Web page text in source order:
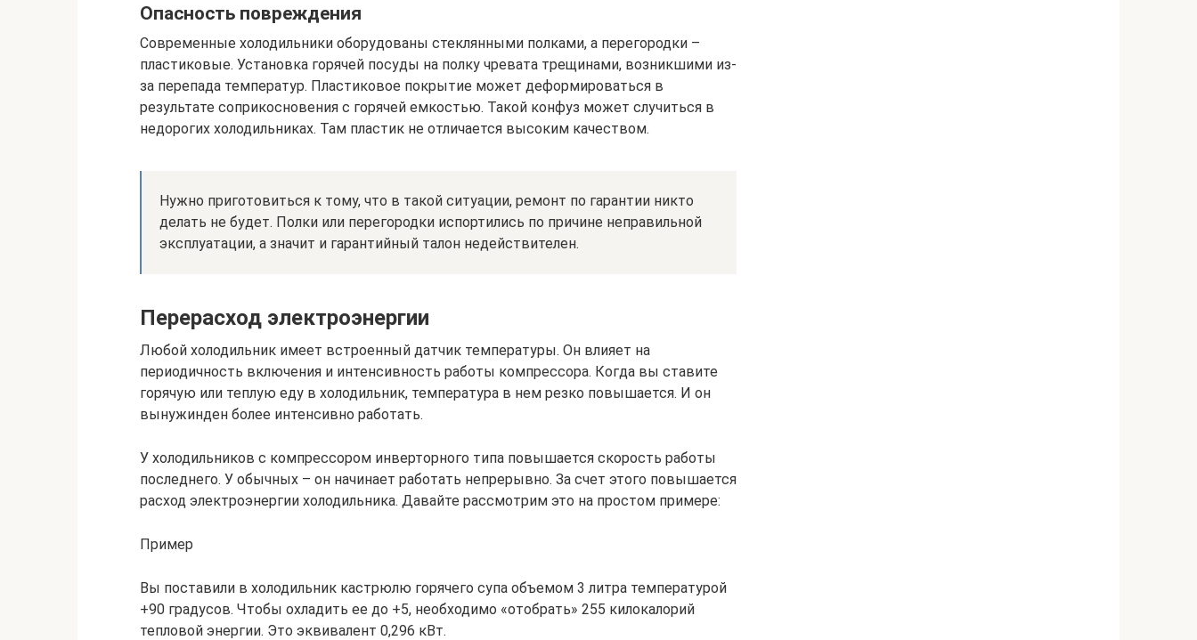
Опасность повреждения
Современные холодильники оборудованы стеклянными полками, а перегородки –
пластиковые. Установка горячей посуды на полку чревата трещинами, возникшими из-
за перепада температур. Пластиковое покрытие может деформироваться в
результате соприкосновения с горячей емкостью. Такой конфуз может случиться в
недорогих холодильниках. Там пластик не отличается высоким качеством.
Нужно приготовиться к тому, что в такой ситуации, ремонт по гарантии никто
делать не будет. Полки или перегородки испортились по причине неправильной
эксплуатации, а значит и гарантийный талон недействителен.
Перерасход электроэнергии
Любой холодильник имеет встроенный датчик температуры. Он влияет на
периодичность включения и интенсивность работы компрессора. Когда вы ставите
горячую или теплую еду в холодильник, температура в нем резко повышается. И он
вынужинден более интенсивно работать.
У холодильников с компрессором инверторного типа повышается скорость работы
последнего. У обычных – он начинает работать непрерывно. За счет этого повышается
расход электроэнергии холодильника. Давайте рассмотрим это на простом примере:
Пример
Вы поставили в холодильник кастрюлю горячего супа объемом 3 литра температурой
+90 градусов. Чтобы охладить ее до +5, необходимо «отобрать» 255 килокалорий
тепловой энергии. Это эквивалент 0,296 кВт.